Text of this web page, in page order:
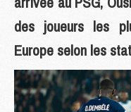
des joueurs les
Europe selon les